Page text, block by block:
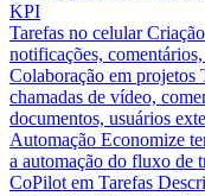
KPI
Tarefas no celular
notificações,
Colaboração em projetos
chamadas de vídeo,
documentos, usuários
Automação Economize
a automação do fluxo de
CoPilot em Tarefas